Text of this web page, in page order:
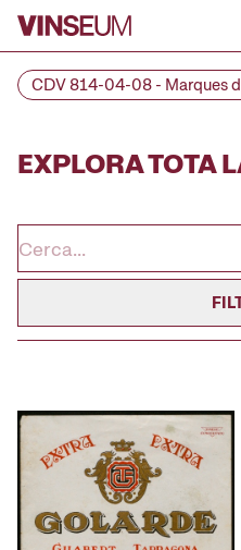
Anar al contingut
CDV 814-04-08 - Marques
del segle XX
EXPLORA TOTA